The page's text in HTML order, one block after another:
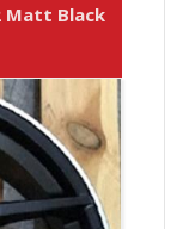
Matt Black